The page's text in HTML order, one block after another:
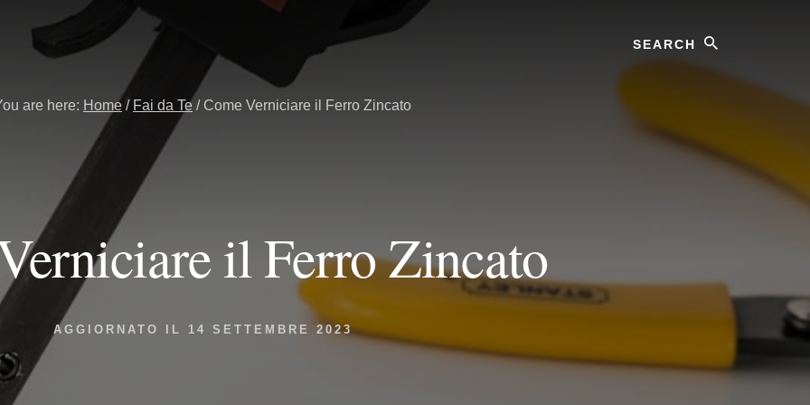
are here: Home / Fai da Te /Come Verniciare il Ferro Zincato
il Ferro Zincato
AGGIORNATO IL 14 SETTEMBRE 2023